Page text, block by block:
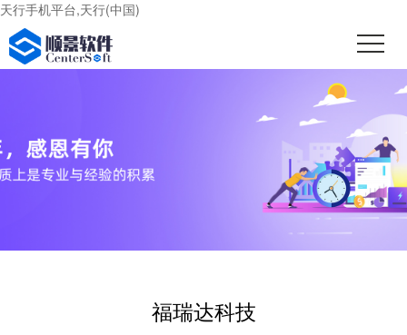
天行手机平台,天行(中国)
福瑞达科技